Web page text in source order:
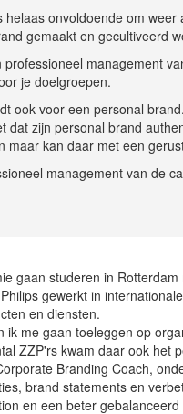
onvoldoende om
gemaakt en gecultiveerd
management
je doelgroepen.
ook voor een personal
dat zijn personal brand
maar kan daar met een
management van de
gaan studeren in
gewerkt in
en diensten.
me gaan toeleggen op
ZZP'rs kwam daar ook het
Branding Coach,
brand statements en
en een beter gebalanceerd